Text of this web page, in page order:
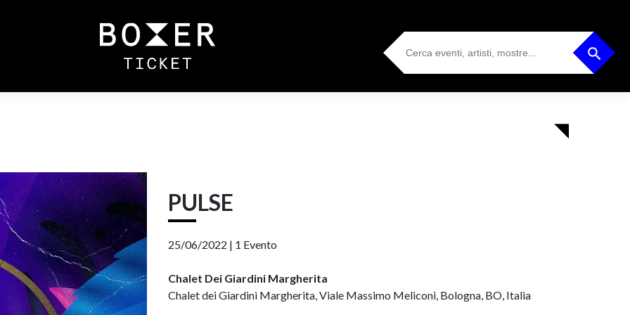
Search
for:
Search Button
PULSE
25/06/2022 | 1 Evento
Chalet Dei Giardini Margherita
Chalet dei Giardini Margherita, Viale Massimo Meliconi, Bologna, BO, Italia